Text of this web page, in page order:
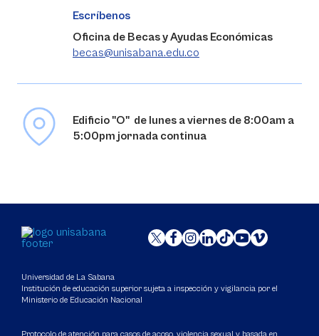
Escríbenos
Oficina de Becas y Ayudas Económicas
becas@unisabana.edu.co
Edificio "O" de lunes a viernes de 8:00am a
5:00pm jornada continua
Universidad de La Sabana
Institución de educación superior sujeta a inspección y vigilancia por el
Ministerio de Educación Nacional